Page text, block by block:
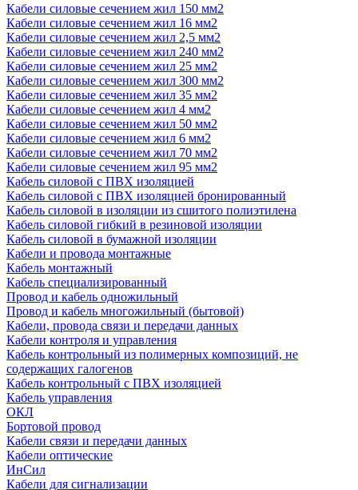
Кабели силовые сечением жил 150 мм2
Кабели силовые сечением жил 16 мм2
Кабели силовые сечением жил 2,5 мм2
Кабели силовые сечением жил 240 мм2
Кабели силовые сечением жил 25 мм2
Кабели силовые сечением жил 300 мм2
Кабели силовые сечением жил 35 мм2
Кабели силовые сечением жил 4 мм2
Кабели силовые сечением жил 50 мм2
Кабели силовые сечением жил 6 мм2
Кабели силовые сечением жил 70 мм2
Кабели силовые сечением жил 95 мм2
Кабель силовой с ПВХ изоляцией
Кабель силовой с ПВХ изоляцией бронированный
Кабель силовой в изоляции из сшитого полиэтилена
Кабель силовой гибкий в резиновой изоляции
Кабель силовой в бумажной изоляции
Кабели и провода монтажные
Кабель монтажный
Кабель специализированный
Провод и кабель одножильный
Провод и кабель многожильный (бытовой)
Кабели, провода связи и передачи данных
Кабели контроля и управления
Кабель контрольный из полимерных композиций, не
содержащих галогенов
Кабель контрольный с ПВХ изоляцией
Кабель управления
ОКЛ
Бортовой провод
Кабели связи и передачи данных
Кабели оптические
ИнСил
Кабели для сигнализации